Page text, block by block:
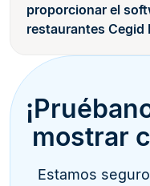
proporcionar el
restaurantes Cegid
mostrar
Estamos